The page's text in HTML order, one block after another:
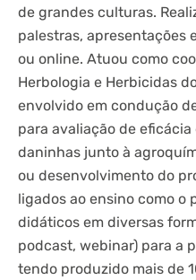
de grandes culturas.
palestras, apresentações
ou online. Atuou como
Herbologia e Herbicidas
envolvido em condução
para avaliação de
daninhas junto à
ou desenvolvimento do
ligados ao ensino como o
didáticos em diversas
podcast, webinar) para a
tendo produzido mais de